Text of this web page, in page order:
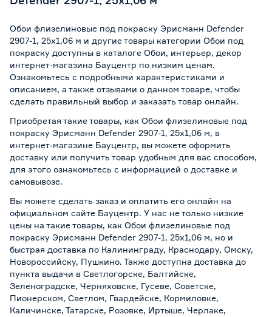
Обои флизелиновые под покраску Эрисманн Defender
2907-1, 25х1,06 м и другие товары категории Обои под
покраску доступны в каталоге Обои, интерьер, декор
интернет-магазина Бауцентр по низким ценам.
Ознакомьтесь с подробными характеристиками и
описанием, а также отзывами о данном товаре, чтобы
сделать правильный выбор и заказать товар онлайн.
Приобретая такие товары, как Обои флизелиновые под
покраску Эрисманн Defender 2907-1, 25х1,06 м, в
интернет-магазине Бауцентр, вы можете оформить
доставку или получить товар удобным для вас способом,
для этого ознакомьтесь с информацией о доставке и
самовывозе.
Вы можете сделать заказ и оплатить его онлайн на
официальном сайте Бауцентр. У нас не только низкие
цены на такие товары, как Обои флизелиновые под
покраску Эрисманн Defender 2907-1, 25х1,06 м, но и
быстрая доставка по Калининграду, Краснодару, Омску,
Новороссийску, Пушкино. Также доступна доставка до
пункта выдачи в Светлогорске, Балтийске,
Зеленоградске, Черняховске, Гусеве, Советске,
Пионерском, Светлом, Гвардейске, Кормиловке,
Каличинске, Татарске, Розовке, Иртыше, Черлаке,